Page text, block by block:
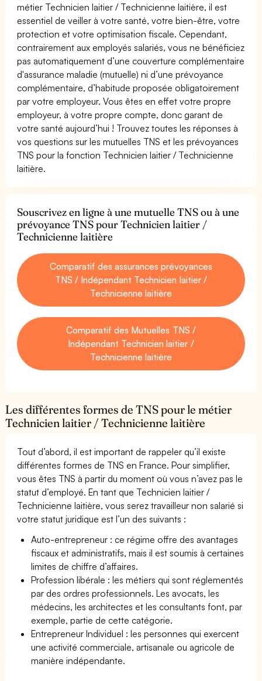
métier Technicien laitier / Technicienne laitière, il est
essentiel de veiller à votre santé, votre bien-être, votre
protection et votre optimisation fiscale. Cependant,
contrairement aux employés salariés, vous ne bénéficiez
pas automatiquement d’une couverture complémentaire
d'assurance maladie (mutuelle) ni d’une prévoyance
complémentaire, d’habitude proposée obligatoirement
par votre employeur. Vous êtes en effet votre propre
employeur, à votre propre compte, donc garant de
votre santé aujourd’hui ! Trouvez toutes les réponses à
vos questions sur les mutuelles TNS et les prévoyances
TNS pour la fonction Technicien laitier / Technicienne
laitière.
Souscrivez en ligne à une mutuelle TNS ou à une
prévoyance TNS pour Technicien laitier /
Technicienne laitière
Comparatif des assurances prévoyances
TNS / Indépendant Technicien laitier /
Technicienne laitière
Comparatif des Mutuelles TNS /
Indépendant Technicien laitier /
Technicienne laitière
Les différentes formes de TNS pour le métier
Technicien laitier / Technicienne laitière
Tout d’abord, il est important de rappeler qu’il existe
différentes formes de TNS en France. Pour simplifier,
vous êtes TNS à partir du moment où vous n’avez pas le
statut d’employé. En tant que Technicien laitier /
Technicienne laitière, vous serez travailleur non salarié si
votre statut juridique est l’un des suivants :
Auto-entrepreneur : ce régime offre des avantages
fiscaux et administratifs, mais il est soumis à certaines
limites de chiffre d’affaires.
Profession libérale : les métiers qui sont réglementés
par des ordres professionnels. Les avocats, les
médecins, les architectes et les consultants font, par
exemple, partie de cette catégorie.
Entrepreneur Individuel : les personnes qui exercent
une activité commerciale, artisanale ou agricole de
manière indépendante.